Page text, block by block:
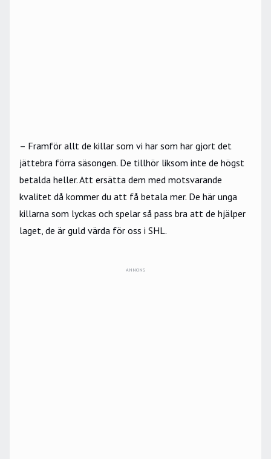
– Framför allt de killar som vi har som har gjort det
jättebra förra säsongen. De tillhör liksom inte de högst
betalda heller. Att ersätta dem med motsvarande
kvalitet då kommer du att få betala mer. De här unga
killarna som lyckas och spelar så pass bra att de hjälper
laget, de är guld värda för oss i SHL.
ANNONS